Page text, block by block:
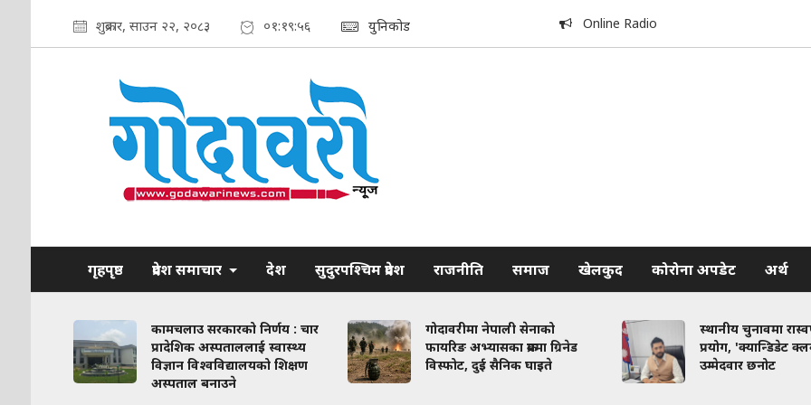
शुक्रबार, साउन २२, २०८३ ०१:१९:५८ युनिकोड Online Radio
गृहपृष्ठ प्रदेश समाचार देश सुदुरपश्चिम प्रदेश राजनीति समाज खेलकुद कोरोना अपडेट अर्थ
कामचलाउ सरकारको निर्णय : चार
प्रादेशिक अस्पताललाई स्वास्थ्य
विज्ञान विश्वविद्यालयको शिक्षण
अस्पताल बनाउने
गोदावरीमा नेपाली सेनाको
फायरिङ अभ्यासका क्रममा ग्रिनेड
विस्फोट, दुई सैनिक घाइते
स्थानीय चुनावमा
प्रयोग, 'क्यान्डिडेट
उम्मेदवार छनोट